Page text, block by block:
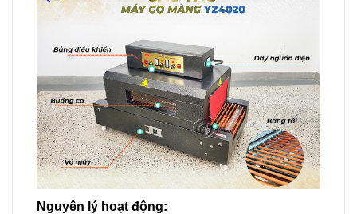
Nguyên lý hoạt động: